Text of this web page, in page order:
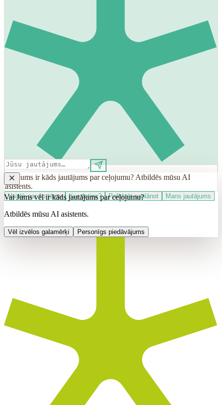
Vai Jums ir kāds jautājums par ceļojumu? Atbildēs mūsu AI
asistents.
Vairāk par šo tēmu Kur doties? Palīdzēt saplānot Mans jautājums
Vai Jums vēl ir kāds jautājums par ceļojumu?
Atbildēs mūsu AI asistents.
Vēl izvēlos galamērķi Personīgs piedāvājums